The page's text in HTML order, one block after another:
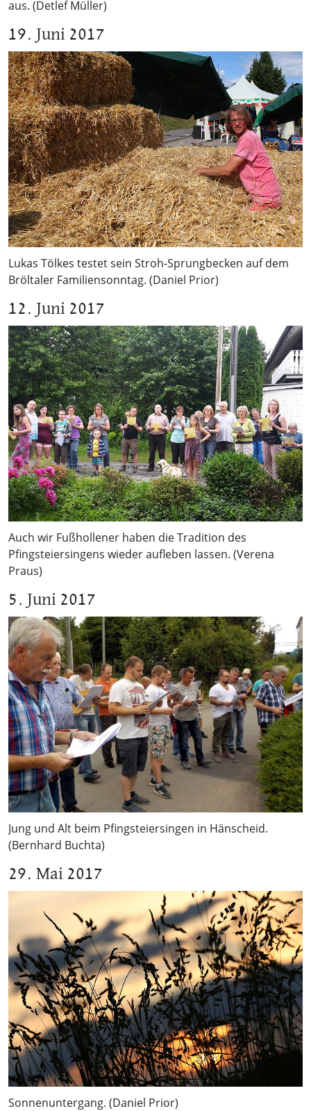
aus. (Detlef Müller)
19. Juni 2017
Lukas Tölkes testet sein Stroh-Sprungbecken auf dem
Bröltaler Familiensonntag. (Daniel Prior)
12. Juni 2017
Auch wir Fußhollener haben die Tradition des
Pfingsteiersingens wieder aufleben lassen. (Verena
Praus)
5. Juni 2017
Jung und Alt beim Pfingsteiersingen in Hänscheid.
(Bernhard Buchta)
29. Mai 2017
Sonnenuntergang. (Daniel Prior)